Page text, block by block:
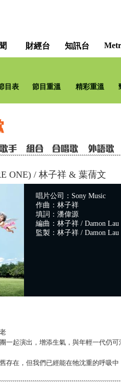
財經台 知訊台
目表 節目重溫 精彩重溫
ONE) / 林子祥 & 葉蒨文
唱片公司：Sony Music
作曲：林子祥
填詞：潘偉源
編曲：林子祥 / Damon Lau
監製：林子祥 / Damon Lau
一起演出，增添生氣，與年輕一代仍可
存在，但我們已經能在牠沈重的呼吸中